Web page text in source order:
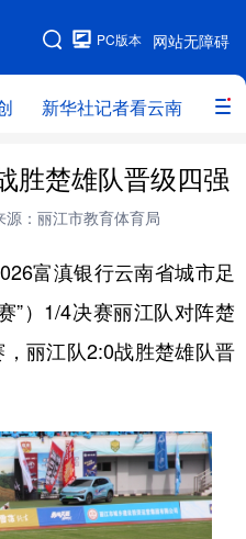
网站无障碍
PC版本
新华社记者看云南 政务
图
闻 本网原创
人事
报道集 旅游
教育
图片
物
胜楚雄队晋级四强
源：丽江市教育体育局
富滇银行云南省城市足
”）1/4决赛丽江队对阵楚
丽江队2:0战胜楚雄队晋